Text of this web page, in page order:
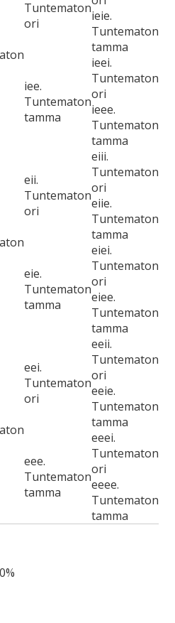
Tuntematon
ori
ieie.
Tuntematon
tamma
iee.
Tuntematon
tamma
ieei.
Tuntematon
ori
ieee.
Tuntematon
tamma
eii.
Tuntematon
ori
eiii.
Tuntematon
ori
eiie.
Tuntematon
tamma
eie.
Tuntematon
tamma
eiei.
Tuntematon
ori
eiee.
Tuntematon
tamma
eei.
Tuntematon
ori
eeii.
Tuntematon
ori
eeie.
Tuntematon
tamma
eee.
Tuntematon
tamma
eeei.
Tuntematon
ori
eeee.
Tuntematon
tamma